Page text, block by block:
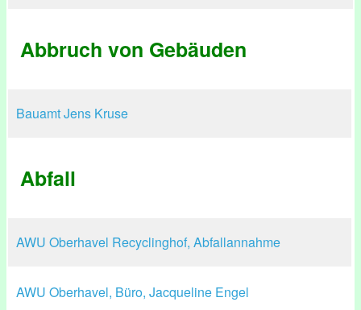
Abbruch von Gebäuden
Bauamt Jens Kruse
Abfall
AWU Oberhavel Recyclinghof, Abfallannahme
AWU Oberhavel, Büro, Jacqueline Engel